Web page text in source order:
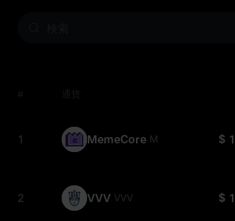
# 通貨
1 MemeCore M $
2 VVV VVV $